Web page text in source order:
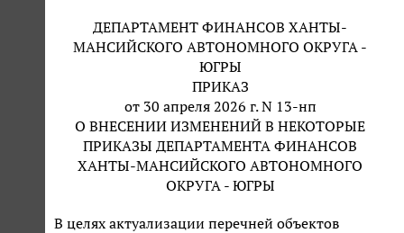
ДЕПАРТАМЕНТ ФИНАНСОВ ХАНТЫ-
МАНСИЙСКОГО АВТОНОМНОГО ОКРУГА -
ЮГРЫ
ПРИКАЗ
от 30 апреля 2026 г. N 13-нп
О ВНЕСЕНИИ ИЗМЕНЕНИЙ В НЕКОТОРЫЕ
ПРИКАЗЫ ДЕПАРТАМЕНТА ФИНАНСОВ
ХАНТЫ-МАНСИЙСКОГО АВТОНОМНОГО
ОКРУГА - ЮГРЫ
В целях актуализации перечней объектов